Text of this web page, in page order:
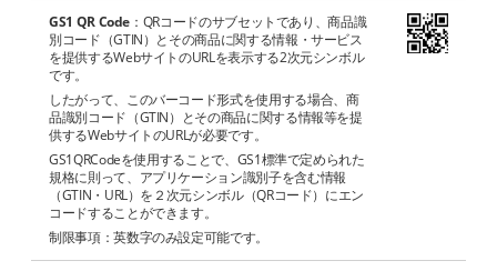
GS1 QR Code ：QRコードのサブセットであり、商品識
別コード（GTIN）とその商品に関する情報・サービス
を提供するWebサイトのURLを表示する2次元シンボル
です。
したがって、このバーコード形式を使用する場合、商
品識別コード（GTIN）とその商品に関する情報等を提
供するWebサイトのURLが必要です。
GS1QRCodeを使用することで、GS1標準で定められた
規格に則って、アプリケーション識別子を含む情報
（GTIN・URL）を２次元シンボル（QRコード）にエン
コードすることができます。
制限事項：英数字のみ設定可能です。